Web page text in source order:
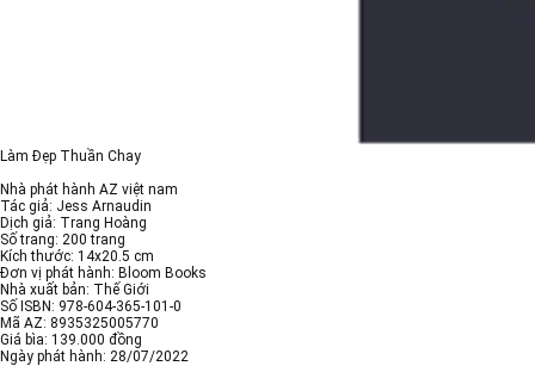
Làm Đẹp Thuần Chay
Nhà phát hành AZ việt nam
Tác giả: Jess Arnaudin
Dịch giả: Trang Hoàng
Số trang: 200 trang
Kích thước: 14x20.5 cm
Đơn vị phát hành: Bloom Books
Nhà xuất bản: Thế Giới
Số ISBN: 978-604-365-101-0
Mã AZ: 8935325005770
Giá bìa: 139.000 đồng
Ngày phát hành: 28/07/2022